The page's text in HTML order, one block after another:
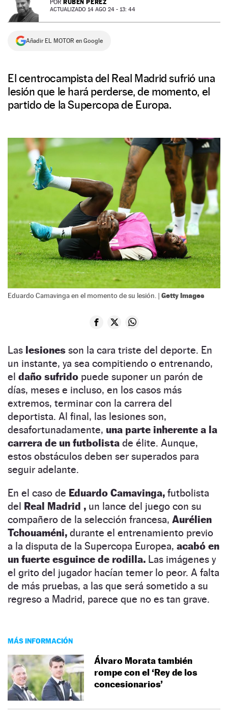
NEWSLETTER
SÍGUENOS
POR RUBÉN PÉREZ
ACTUALIZADO 14 AGO 24 - 13: 44
Añadir EL MOTOR en Google
El centrocampista del Real Madrid sufrió una
lesión que le hará perderse, de momento, el
partido de la Supercopa de Europa.
Eduardo Camavinga en el momento de su lesión. | Getty Images
Las lesiones son la cara triste del deporte. En
un instante, ya sea compitiendo o entrenando,
el daño sufrido puede suponer un parón de
días, meses e incluso, en los casos más
extremos, terminar con la carrera del
deportista. Al final, las lesiones son,
desafortunadamente, una parte inherente a la
carrera de un futbolista de élite. Aunque,
estos obstáculos deben ser superados para
seguir adelante.
En el caso de Eduardo Camavinga, futbolista
del Real Madrid , un lance del juego con su
compañero de la selección francesa, Aurélien
Tchouaméni, durante el entrenamiento previo
a la disputa de la Supercopa Europea, acabó en
un fuerte esguince de rodilla. Las imágenes y
el grito del jugador hacían temer lo peor. A falta
de más pruebas, a las que será sometido a su
regreso a Madrid, parece que no es tan grave.
MÁS INFORMACIÓN
Álvaro Morata también
rompe con el ‘Rey de los
concesionarios’